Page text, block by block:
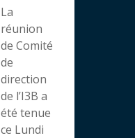
La
réunion
de Comité
de
direction
de l’I3B a
été tenue
ce Lundi